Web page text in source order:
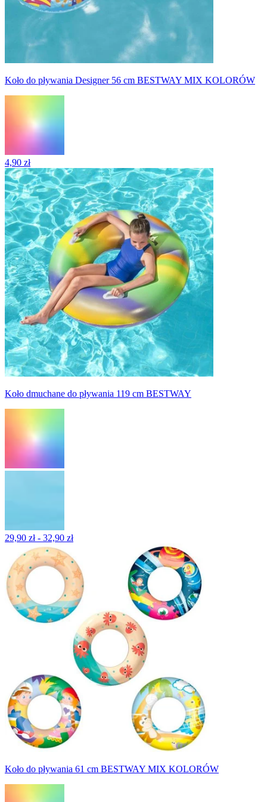
Koło do pływania Designer 56 cm BESTWAY MIX KOLORÓW
4,90 zł
Koło dmuchane do pływania 119 cm BESTWAY
29,90 zł - 32,90 zł
Koło do pływania 61 cm BESTWAY MIX KOLORÓW